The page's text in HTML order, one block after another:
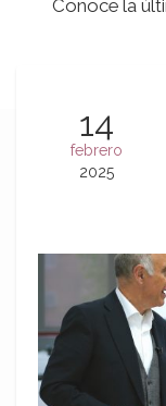
Conoce la
14
febrero
2025